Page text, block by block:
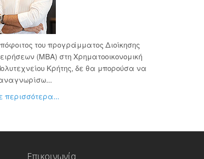
του προγράμματος Διοίκησης
(ΜΒΑ) στη Χρηματοοικονομική
Κρήτης, δε θα μπορούσα να
περισσότερα...
Επικοινωνία